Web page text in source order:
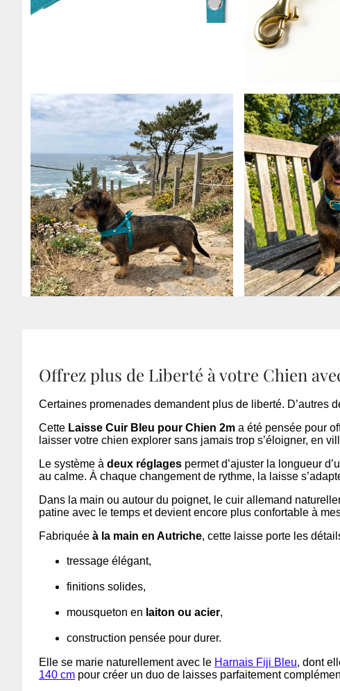
Offrez plus de Liberté à votre Chien
Certaines promenades demandent plus de liberté. D’autres
Cette Laisse Cuir Bleu pour Chien 2m a été pensée pour
laisser votre chien explorer sans jamais trop s’éloigner, en
Le système à deux réglages permet d’ajuster la longueur
au calme. À chaque changement de rythme, la laisse
Dans la main ou autour du poignet, le cuir allemand
patine avec le temps et devient encore plus confortable à
Fabriquée à la main en Autriche, cette laisse porte les
tressage élégant,
finitions solides,
mousqueton en laiton ou acier,
construction pensée pour durer.
Elle se marie naturellement avec le Harnais Fiji Bleu, dont
140 cm pour créer un duo de laisses parfaitement